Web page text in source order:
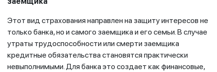
Этот вид страхования направлен на защиту интересов не
только банка, но и самого заемщика и его семьи. В случае
утраты трудоспособности или смерти заемщика
кредитные обязательства становятся практически
невыполнимыми. Для банка это создает как финансовые,